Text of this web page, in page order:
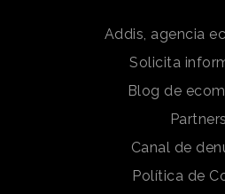
Addis, agencia
Solicita
Blog de
Partners
Canal de
Política de